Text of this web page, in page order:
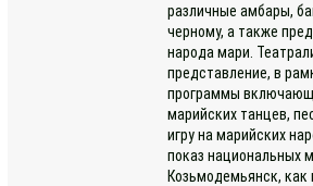
различные амбары,
черному, а также
народа мари.
представление, в
программы
марийских танцев,
игру на марийских
показ национальных
Козьмодемьянск, как